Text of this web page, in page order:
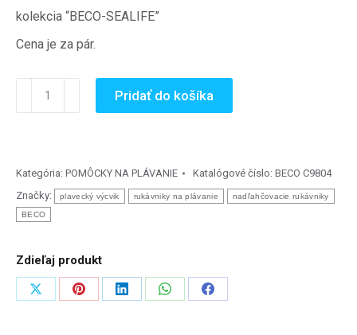
kolekcia “BECO-SEALIFE”
Cena je za pár.
množstvo
plávanie
SEALIFE
ARM
RINGS
30
kg)
Pridať do košíka
Kategória: POMÔCKY NA PLÁVANIE Katalógové číslo: BECO C9804
Značky:
plavecký výcvik rukávniky na plávanie nadľahčovacie rukávniky
BECO
Zdieľaj produkt
ZdieľaťZdieľaťZdieľaťZdieľaťZdieľať